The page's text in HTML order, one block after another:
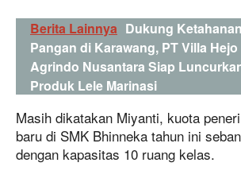
Berita Lainnya Dukung Ketahanan
Pangan di Karawang, PT Villa Hejo
Agrindo Nusantara Siap
Produk Lele Marinasi
Masih dikatakan Miyanti, kuota
baru di SMK Bhinneka tahun ini
dengan kapasitas 10 ruang kelas.